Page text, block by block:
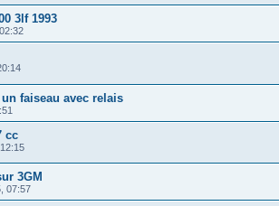
3lf 1993
faiseau avec relais
cc
3GM
07:57